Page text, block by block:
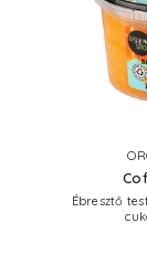
Ébresztő